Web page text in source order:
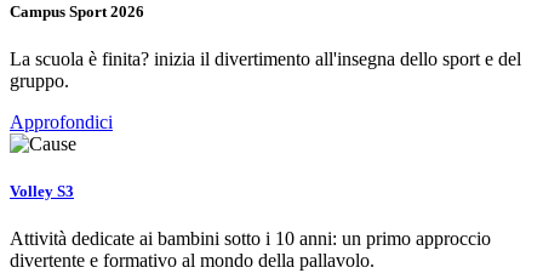
Campus Sport 2026
La scuola è finita? inizia il divertimento all'insegna dello sport e del
gruppo.
Approfondici
Volley S3
Attività dedicate ai bambini sotto i 10 anni: un primo approccio
divertente e formativo al mondo della pallavolo.